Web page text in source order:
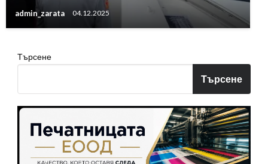
admin_zarata 04.12.2025
Търсене
Търсене